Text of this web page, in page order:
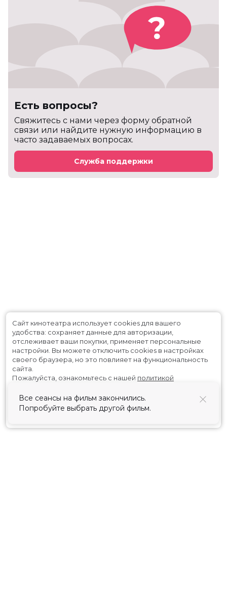
Есть вопросы?
Cвяжитесь с нами через форму обратной
связи или найдите нужную информацию в
часто задаваемых вопросах.
Служба поддержки
Все сеансы на фильм закончились.
Попробуйте выбрать другой фильм.
Сайт кинотеатра использует cookies для вашего
удобства: сохраняет данные для авторизации,
отслеживает ваши покупки, применяет персональные
настройки. Вы можете отключить cookies в настройках
своего браузера, но это повлияет на функциональность
сайта.
Пожалуйста, ознакомьтесь с нашей политикой
Принять